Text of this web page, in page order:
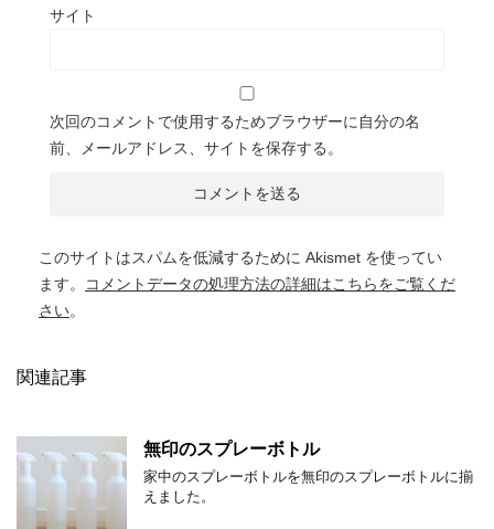
サイト
次回のコメントで使用するためブラウザーに自分の名
前、メールアドレス、サイトを保存する。
このサイトはスパムを低減するために Akismet を使ってい
ます。
コメントデータの処理方法の詳細はこちらをご覧くだ
さい。
関連記事
無印のスプレーボトル
家中のスプレーボトルを無印のスプレーボトルに揃
えました。